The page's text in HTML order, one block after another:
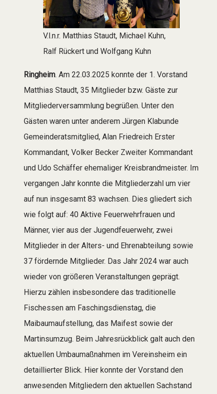
V.l.n.r. Matthias Staudt, Michael Kuhn,
Ralf Rückert und Wolfgang Kuhn
Ringheim. Am 22.03.2025 konnte der 1. Vorstand
Matthias Staudt, 35 Mitglieder bzw. Gäste zur
Mitgliederversammlung begrüßen. Unter den
Gästen waren unter anderem Jürgen Klabunde
Gemeinderatsmitglied, Alan Friedreich Erster
Kommandant, Volker Becker Zweiter Kommandant
und Udo Schäffer ehemaliger Kreisbrandmeister. Im
vergangen Jahr konnte die Mitgliederzahl um vier
auf nun insgesamt 83 wachsen. Dies gliedert sich
wie folgt auf: 40 Aktive Feuerwehrfrauen und
Männer, vier aus der Jugendfeuerwehr, zwei
Mitglieder in der Alters- und Ehrenabteilung sowie
37 fördernde Mitglieder. Das Jahr 2024 war auch
wieder von größeren Veranstaltungen geprägt.
Hierzu zählen insbesondere das traditionelle
Fischessen am Faschingsdienstag, die
Maibaumaufstellung, das Maifest sowie der
Martinsumzug. Beim Jahresrückblick galt auch den
aktuellen Umbaumaßnahmen im Vereinsheim ein
detaillierter Blick. Hier konnte der Vorstand den
anwesenden Mitgliedern den aktuellen Sachstand